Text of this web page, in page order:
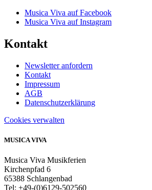
Musica Viva auf Facebook
Musica Viva auf Instagram
Kontakt
Newsletter anfordern
Kontakt
Impressum
AGB
Datenschutzerklärung
Cookies verwalten
MUSICA VIVA
Musica Viva Musikferien
Kirchenpfad 6
65388 Schlangenbad
Tel: +49-(0)6129-502560